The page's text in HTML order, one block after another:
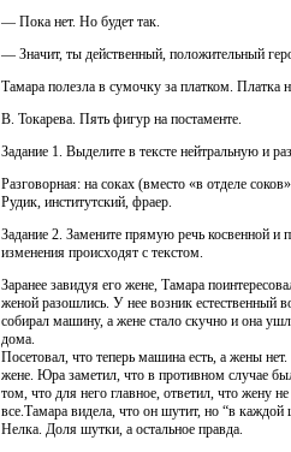
— Пока нет. Но будет так.
— Значит, ты действенный, положительный
Тамара полезла в сумочку за платком. Платка
В. Токарева. Пять фигур на постаменте.
Задание 1. Выделите в тексте нейтральную и
Разговорная: на соках (вместо «в отделе
Рудик, институтский, фраер.
Задание 2. Замените прямую речь косвенной и
изменения происходят с текстом.
Заранее завидуя его жене, Тамара
женой разошлись. У нее возник естественный
собирал машину, а жене стало скучно и она
дома.
Посетовал, что теперь машина есть, а жены
жене. Юра заметил, что в противном случае
том, что для него главное, ответил, что жену
все.Тамара видела, что он шутит, но “в
Нелка. Доля шутки, а остальное правда.